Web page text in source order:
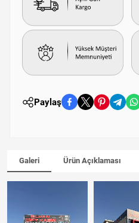
Paylaş
Galeri Ürün Açıklaması